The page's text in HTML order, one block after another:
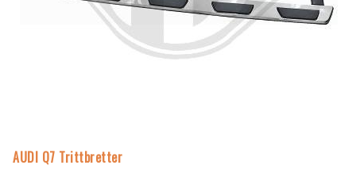
AUDI Q7 Trittbretter